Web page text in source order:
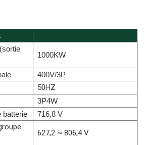
1000KW
400V/3P
50HZ
3P4W
batterie
716,8 V
627,2 ~ 806,4 V